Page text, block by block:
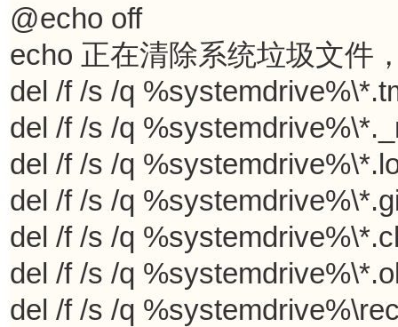
@echo off
echo 正在清除系统垃圾文件
del /f /s /q
del /f /s /q
del /f /s /q
del /f /s /q
del /f /s /q
del /f /s /q
del /f /s /q